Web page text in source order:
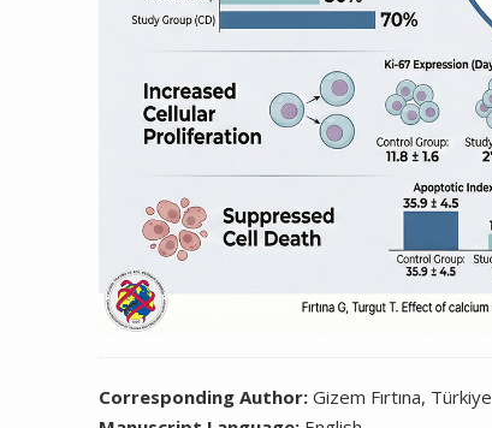
Corresponding Author:Gizem Fırtına, Türkiye